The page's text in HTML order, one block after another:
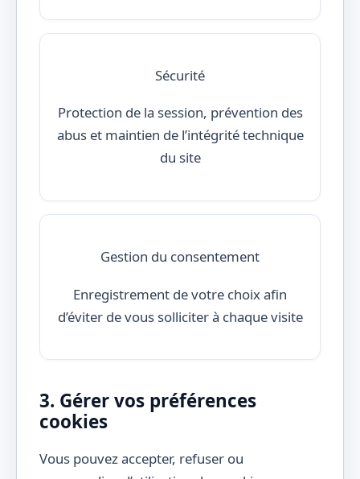
Sécurité
Protection de la session, prévention des
abus et maintien de l’intégrité technique
du site
Gestion du consentement
Enregistrement de votre choix afin
d’éviter de vous solliciter à chaque visite
3. Gérer vos préférences
cookies
Vous pouvez accepter, refuser ou